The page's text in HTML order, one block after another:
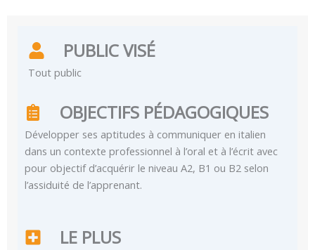
PUBLIC VISÉ
Tout public
OBJECTIFS PÉDAGOGIQUES
Développer ses aptitudes à communiquer en italien
dans un contexte professionnel à l’oral et à l’écrit avec
pour objectif d’acquérir le niveau A2, B1 ou B2 selon
l’assiduité de l’apprenant.
LE PLUS